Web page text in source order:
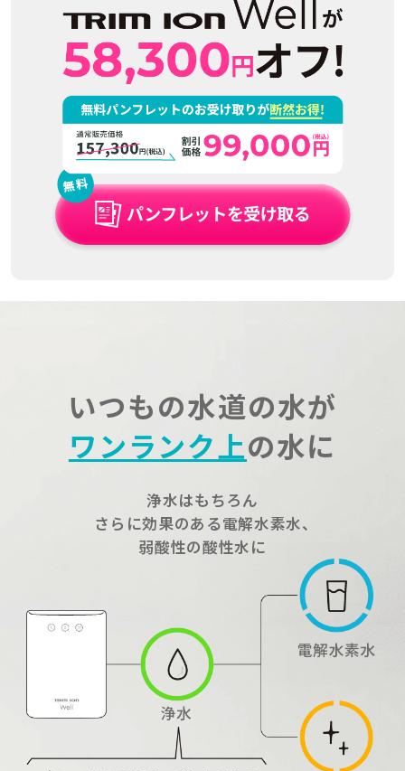
いつもの水道の水が
ワンランク上の水に
浄水はもちろん
さらに効果のある電解水素水、
弱酸性の酸性水に